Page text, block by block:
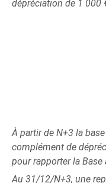
dépréciation de 1 000
À partir de N+3 la
complément de
pour rapporter la
Au 31/12/N+3, une